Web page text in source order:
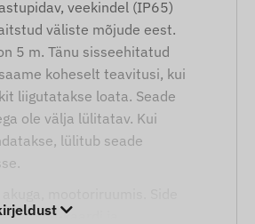
veekindel (IP65)
väliste mõjude eest.
5 m. Tänu sisseehitatud
koheselt teavitusi, kui
liigutatakse loata. Seade
ole välja lülitatav. Kui
lülitub seade
SIM-kaardi ja